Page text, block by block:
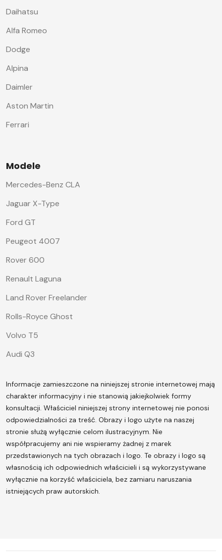
Daihatsu
Alfa Romeo
Dodge
Alpina
Daimler
Aston Martin
Ferrari
Modele
Mercedes-Benz CLA
Jaguar X-Type
Ford GT
Peugeot 4007
Rover 600
Renault Laguna
Land Rover Freelander
Rolls-Royce Ghost
Volvo T5
Audi Q3
Informacje zamieszczone na niniejszej stronie internetowej mają
charakter informacyjny i nie stanowią jakiejkolwiek formy
konsultacji. Właściciel niniejszej strony internetowej nie ponosi
odpowiedzialności za treść. Obrazy i logo użyte na naszej
stronie służą wyłącznie celom ilustracyjnym. Nie
współpracujemy ani nie wspieramy żadnej z marek
przedstawionych na tych obrazach i logo. Te obrazy i logo są
własnością ich odpowiednich właścicieli i są wykorzystywane
wyłącznie na korzyść właściciela, bez zamiaru naruszania
istniejących praw autorskich.